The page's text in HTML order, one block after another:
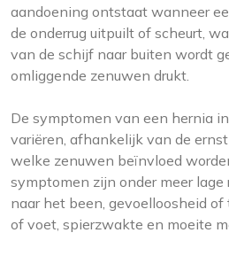
aandoening ontstaat wanneer
de onderrug uitpuilt of scheurt,
van de schijf naar buiten wordt
omliggende zenuwen drukt.
De symptomen van een hernia
variëren, afhankelijk van de
welke zenuwen beïnvloed
symptomen zijn onder meer
naar het been, gevoelloosheid
of voet, spierzwakte en moeite